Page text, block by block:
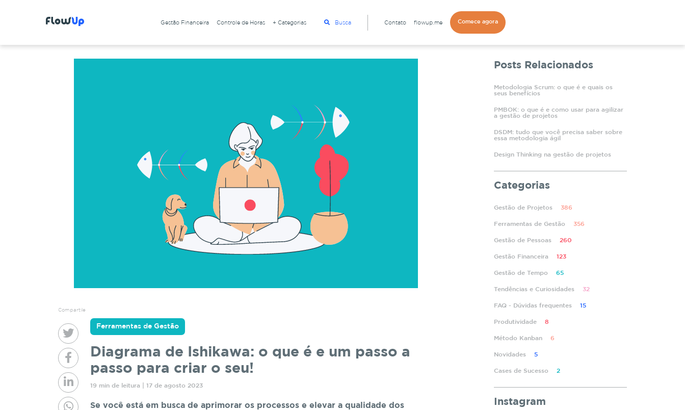
Gestão Financeira Controle de Horas + Categorias Busca Contato flowup.me Comece agora
Compartile
Ferramentas de Gestão
Diagrama de Ishikawa: o que é e um passo a
passo para criar o seu!
19 min de leitura | 17 de agosto 2023
Se você está em busca de aprimorar os processos e elevar a qualidade dos
Posts Relacionados
Metodologia Scrum: o que é e quais os
seus benefícios
PMBOK: o que é e como usar para agilizar
a gestão de projetos
DSDM: tudo que você precisa saber sobre
essa metodologia ágil
Design Thinking na gestão de projetos
Categorias
Gestão de Projetos 386
Ferramentas de Gestão 356
Gestão de Pessoas 260
Gestão Financeira 123
Gestão de Tempo 65
Tendências e Curiosidades 32
FAQ - Dúvidas frequentes 15
Produtividade 8
Método Kanban 6
Novidades 5
Cases de Sucesso 2
Instagram